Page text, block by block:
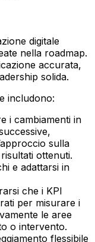
digitale
nella roadmap.
accurata,
solida.
includono:
i cambiamenti in
sulla
ottenuti.
e adattarsi in
che i KPI
per misurare i
le aree
o intervento.
flessibile